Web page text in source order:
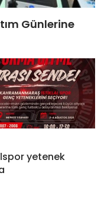
Günlerine
yetenek